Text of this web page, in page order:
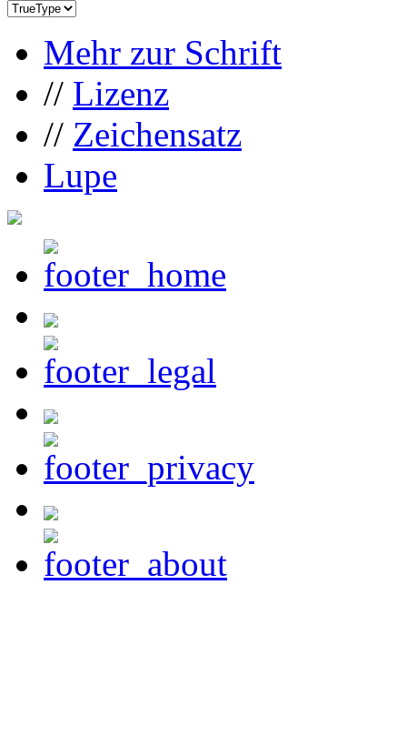
Mehr zur Schrift
// Lizenz
// Zeichensatz
Lupe